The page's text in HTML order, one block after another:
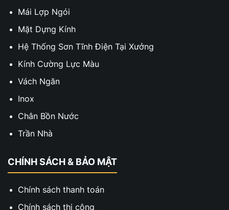
Mái Lợp Ngói
Mặt Dựng Kính
Hệ Thống Sơn Tĩnh Điện Tại Xưởng
Kính Cường Lực Màu
Vách Ngăn
Inox
Chân Bồn Nước
Trần Nhà
CHÍNH SÁCH & BẢO MẬT
Chính sách thanh toán
Chính sách thi công